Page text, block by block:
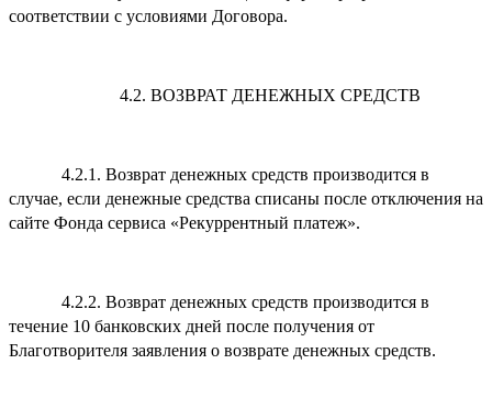
соответствии с условиями Договора.
4.2. ВОЗВРАТ ДЕНЕЖНЫХ СРЕДСТВ
4.2.1. Возврат денежных средств производится в
случае, если денежные средства списаны после отключения на
сайте Фонда сервиса «Рекуррентный платеж».
4.2.2. Возврат денежных средств производится в
течение 10 банковских дней после получения от
Благотворителя заявления о возврате денежных средств.